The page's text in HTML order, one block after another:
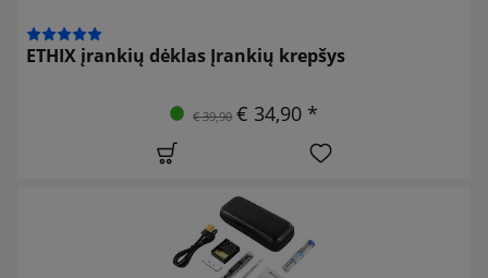
ETHIX įrankių dėklas Įrankių krepšys
€ 39,90 € 34,90 *